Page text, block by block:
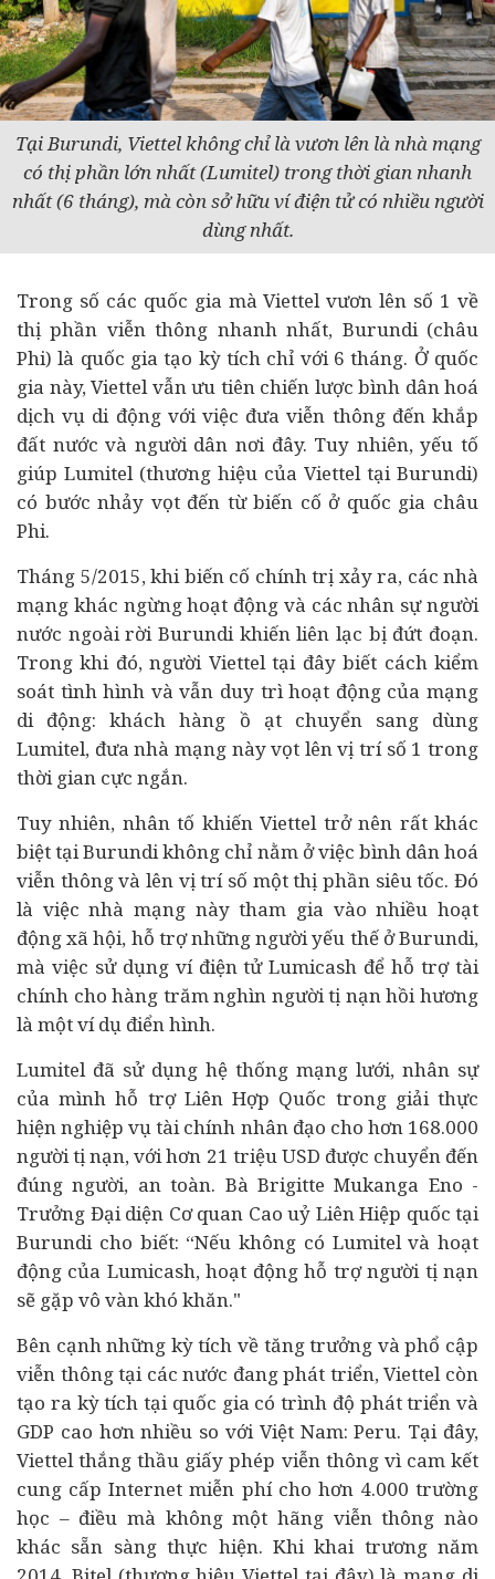
Tại Burundi, Viettel không chỉ là vươn lên là nhà mạng
có thị phần lớn nhất (Lumitel) trong thời gian nhanh
nhất (6 tháng), mà còn sở hữu ví điện tử có nhiều người
dùng nhất.
Trong số các quốc gia mà Viettel vươn lên số 1 về
thị phần viễn thông nhanh nhất, Burundi (châu
Phi) là quốc gia tạo kỳ tích chỉ với 6 tháng. Ở quốc
gia này, Viettel vẫn ưu tiên chiến lược bình dân hoá
dịch vụ di động với việc đưa viễn thông đến khắp
đất nước và người dân nơi đây. Tuy nhiên, yếu tố
giúp Lumitel (thương hiệu của Viettel tại Burundi)
có bước nhảy vọt đến từ biến cố ở quốc gia châu
Phi.
Tháng 5/2015, khi biến cố chính trị xảy ra, các nhà
mạng khác ngừng hoạt động và các nhân sựngười
nước ngoàirời Burundi khiến liên lạc bị đứt đoạn.
Trong khi đó, người Viettel tại đây biết cách kiểm
soát tình hình và vẫn duy trì hoạt động của mạng
di động: khách hàng ồ ạt chuyển sang dùng
Lumitel, đưa nhà mạng này vọt lên vị trí số 1 trong
thời gian cực ngắn.
Tuy nhiên, nhân tố khiến Viettel trở nên rất khác
biệt tại Burundi không chỉ nằm ở việc bình dân hoá
viễn thông và lên vị trí số một thị phần siêu tốc. Đó
là việc nhà mạng này tham gia vào nhiều hoạt
động xã hội, hỗ trợ những người yếu thế ở Burundi,
mà việc sử dụng ví điện tử Lumicash để hỗ trợ tài
chính cho hàng trăm nghìn người tị nạn hồi hương
là một ví dụ điển hình.
Lumitel đã sử dụng hệ thống mạng lưới, nhân sự
của mình hỗ trợ Liên Hợp Quốc trong giải thực
hiện nghiệp vụ tài chính nhân đạo cho hơn 168.000
người tị nạn, với hơn 21 triệu USD được chuyển đến
đúng người, an toàn. Bà Brigitte Mukanga Eno -
Trưởng Đại diện Cơ quan Cao uỷ Liên Hiệp quốc tại
Burundi cho biết: “Nếu không có Lumitel và hoạt
động của Lumicash, hoạt động hỗ trợ người tị nạn
sẽ gặp vô vàn khó khăn."
Bên cạnh những kỳ tích về tăng trưởng và phổ cập
viễn thông tại các nước đang phát triển, Viettel còn
tạo ra kỳ tích tại quốc gia có trình độ phát triển và
GDP cao hơn nhiều so với Việt Nam: Peru. Tại đây,
Viettel thắng thầu giấy phép viễn thông vì cam kết
cung cấp Internet miễn phí cho hơn 4.000 trường
học – điều mà không một hãng viễn thông nào
khác sẵn sàng thực hiện. Khi khai trương năm